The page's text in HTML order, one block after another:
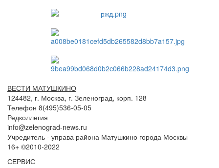
ВЕСТИ МАТУШКИНО
124482, г. Москва, г. Зеленоград, корп. 128
Телефон 8(495)536-05-05
Редколлегия
info@zelenograd-news.ru
Учредитель - управа района Матушкино города Москвы
16+ ©2010-2022
СЕРВИС